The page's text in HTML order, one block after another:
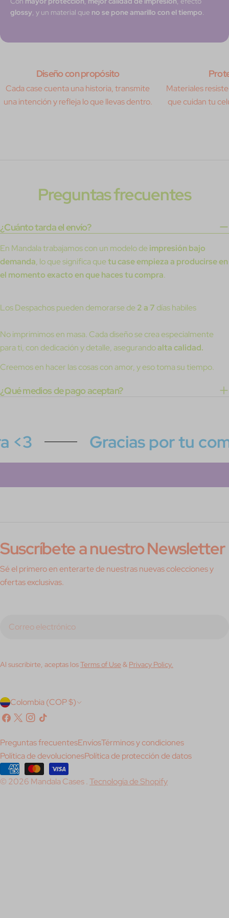
glossy , y un material que no se pone amarillo con el tiempo
Diseño con propósito
Cada case cuenta una historia, transmite
una intención y refleja lo que llevas dentro.
Materiales
que cuidan tu
Preguntas frecuentes
¿Cuánto tarda el envío?
En Mandala trabajamos con un modelo deimpresión bajo
demanda, lo que significa quetu case empieza a producirse en
el momento exacto en que haces tu compra.
Los Despachos pueden demorarse de2 a 7 días habiles
No imprimimos en masa. Cada diseño se crea especialmente
para ti, con dedicación y detalle, asegurandoalta calidad.
Creemos en hacer las cosas con amor, y eso toma su tiempo.
¿Qué medios de pago aceptan?
Gracias por tu
Suscríbete a nuestro Newsletter
Sé el primero en enterarte de nuestras nuevas colecciones y
ofertas exclusivas.
Al suscribirte, aceptas losTerms of Use & Privacy Policy.
P
a
í
s
/
r
Colombia (COP $)
Facebook
X
Instagram
Tik
© 2026 Mandala Cases.Tecnología de Shopify
Preguntas frecuentesEnvíosTérminos y condiciones
Política de devolucionesPolítica de protección de datos
Métodos
de